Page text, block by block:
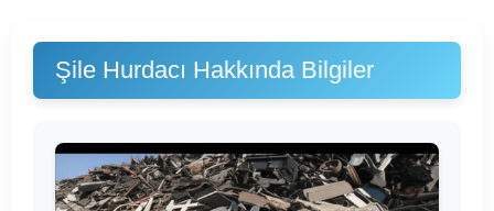
Şile Hurdacı Hakkında Bilgiler